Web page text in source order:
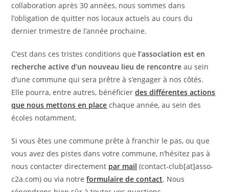
collaboration après 30 années, nous sommes dans
l’obligation de quitter nos locaux actuels au cours du
dernier trimestre de l’année prochaine.
C’est dans ces tristes conditions que l’association est en
recherche active d’un nouveau lieu de rencontre au sein
d’une commune qui sera prêtre à s’engager à nos côtés.
Elle pourra, entre autres, bénéficierdes différentes actions
que nous mettons en place chaque année, au sein des
écoles notamment.
Si vous êtes une commune prête à franchir le pas, ou que
vous avez des pistes dans votre commune, n’hésitez pas à
nous contacter directement par mail (contact-club[at]asso-
c2a.com) ou via notreformulaire de contact. Nous